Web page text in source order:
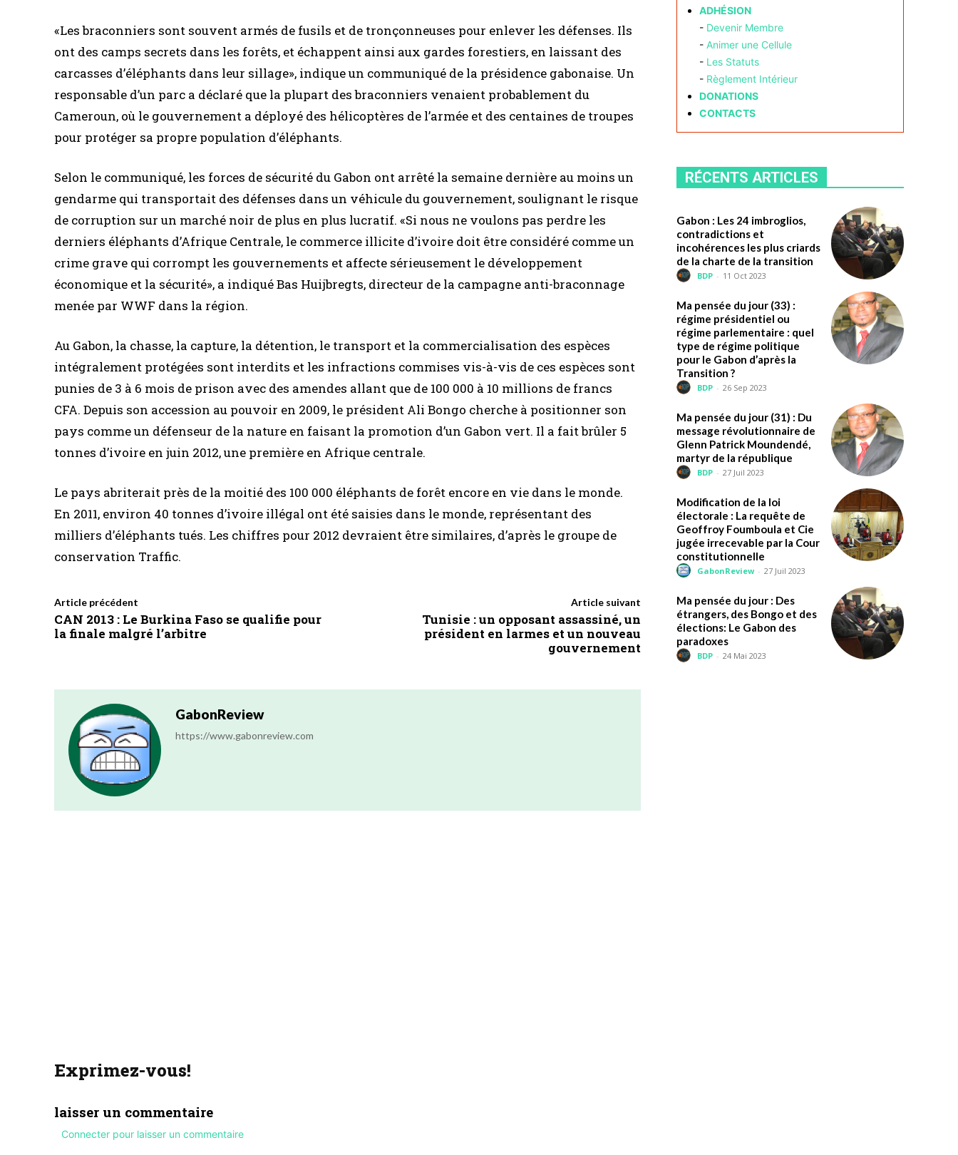
«Les braconniers sont souvent armés de fusils et de tronçonneuses pour enlever les défenses. Ils
ont des camps secrets dans les forêts, et échappent ainsi aux gardes forestiers, en laissant des
carcasses d’éléphants dans leur sillage», indique un communiqué de la présidence gabonaise. Un
responsable d’un parc a déclaré que la plupart des braconniers venaient probablement du
Cameroun, où le gouvernement a déployé des hélicoptères de l’armée et des centaines de troupes
pour protéger sa propre population d’éléphants.
Selon le communiqué, les forces de sécurité du Gabon ont arrêté la semaine dernière au moins un
gendarme qui transportait des défenses dans un véhicule du gouvernement, soulignant le risque
de corruption sur un marché noir de plus en plus lucratif. «Si nous ne voulons pas perdre les
derniers éléphants d’Afrique Centrale, le commerce illicite d’ivoire doit être considéré comme un
crime grave qui corrompt les gouvernements et affecte sérieusement le développement
économique et la sécurité», a indiqué Bas Huijbregts, directeur de la campagne anti-braconnage
menée par WWF dans la région.
Au Gabon, la chasse, la capture, la détention, le transport et la commercialisation des espèces
intégralement protégées sont interdits et les infractions commises vis-à-vis de ces espèces sont
punies de 3 à 6 mois de prison avec des amendes allant que de 100 000 à 10 millions de francs
CFA. Depuis son accession au pouvoir en 2009, le président Ali Bongo cherche à positionner son
pays comme un défenseur de la nature en faisant la promotion d’un Gabon vert. Il a fait brûler 5
tonnes d’ivoire en juin 2012, une première en Afrique centrale.
Le pays abriterait près de la moitié des 100 000 éléphants de forêt encore en vie dans le monde.
En 2011, environ 40 tonnes d’ivoire illégal ont été saisies dans le monde, représentant des
milliers d’éléphants tués. Les chiffres pour 2012 devraient être similaires, d’après le groupe de
conservation Traffic.
Article précédent
CAN 2013 : Le Burkina Faso se qualifie pour
la finale malgré l’arbitre
Article suivant
Tunisie : un opposant assassiné, un
président en larmes et un nouveau
gouvernement
GabonReview
https://www.gabonreview.com
Exprimez-vous!
laisser un commentaire
Connecter pour laisser un commentaire
ADHÉSION
- Devenir Membre
- Animer une Cellule
- Les Statuts
- Règlement Intérieur
DONATIONS
CONTACTS
RÉCENTS ARTICLES
Gabon : Les 24 imbroglios,
contradictions et
incohérences les plus criards
de la charte de la transition
BDP - 11 Oct 2023
Ma pensée du jour (33) :
régime présidentiel ou
régime parlementaire : quel
type de régime politique
pour le Gabon d’après la
Transition ?
BDP - 26 Sep 2023
Ma pensée du jour (31) : Du
message révolutionnaire de
Glenn Patrick Moundendé,
martyr de la république
BDP - 27 Juil 2023
Modification de la loi
électorale : La requête de
Geoffroy Foumboula et Cie
jugée irrecevable par la Cour
constitutionnelle
GabonReview - 27 Juil 2023
Ma pensée du jour : Des
étrangers, des Bongo et des
élections: Le Gabon des
paradoxes
BDP - 24 Mai 2023